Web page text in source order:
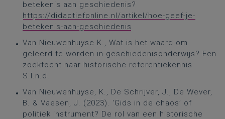
betekenis aan geschiedenis?
https://didactiefonline.nl/artikel/hoe-geef-je-
betekenis-aan-geschiedenis
Van Nieuwenhuyse K., Wat is het waard om
geleerd te worden in geschiedenisonderwijs? Een
zoektocht naar historische referentiekennis.
S.l.n.d.
Van Nieuwenhuyse, K., De Schrijver, J., De Wever,
B. & Vaesen, J. (2023). ‘Gids in de chaos’ of
politiek instrument? De rol van een historische